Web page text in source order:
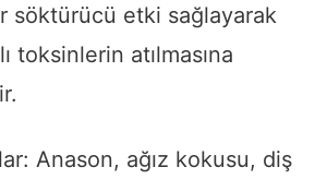
söktürücü etki sağlayarak
toksinlerin atılmasına
Anason, ağız kokusu, diş